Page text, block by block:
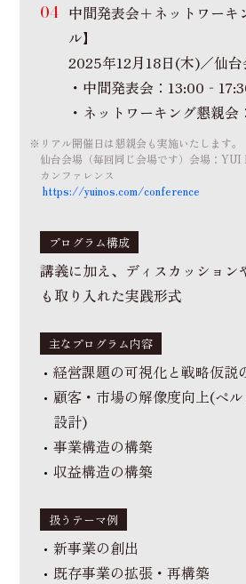
中間発表会＋ネットワーキ
ル】
2025年12月18日(木)／仙台
・中間発表会：
・ネットワーキング懇親
※ リアル開催日は懇親会も実施いたします。
仙台会場（毎回同じ会場です）会場：YUI
カンファレンス
https://yuinos.com/conference
プログラム構成
講義に加え、ディスカッション
も取り入れた実践形式
主なプログラム内容
経営課題の可視化と戦略仮説
顧客・市場の解像度向上(ペ
設計)
事業構造の構築
収益構造の構築
扱うテーマ例
新事業の創出
既存事業の拡張・再構築